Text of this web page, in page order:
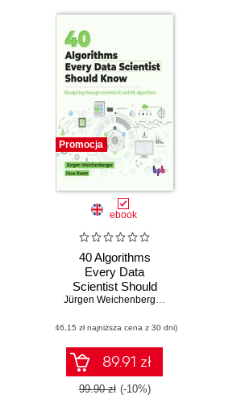
Promocja
ebook
40 Algorithms
Every Data
Scientist Should
Know
Jürgen Weichenberger,
(46,15 zł najniższa cena z 30 dni)
89.91 zł
99.90 zł (-10%)